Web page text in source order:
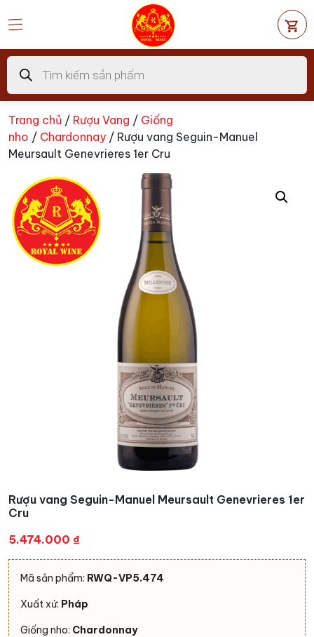
đến
dung
Tìm
kiếm
sản
phẩm
Trang chủ / Rượu Vang / Giống
nho / Chardonnay / Rượu vang Seguin-Manuel
Meursault Genevrieres 1er Cru
Rượu vang Seguin-Manuel Meursault Genevrieres 1er
Cru
5.474.000 ₫
Mã sản phẩm: RWQ-VP5.474
Xuất xứ: Pháp
Giống nho: Chardonnay